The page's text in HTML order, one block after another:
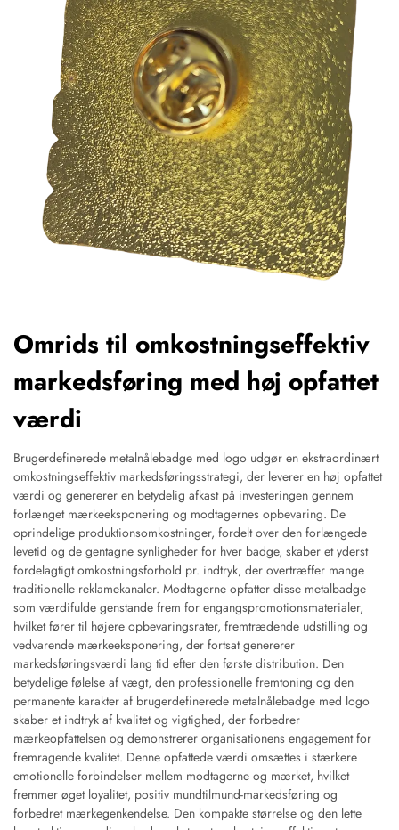
Omrids til omkostningseffektiv
markedsføring med høj opfattet
værdi
Brugerdefinerede metalnålebadge med logo udgør en ekstraordinært
omkostningseffektiv markedsføringsstrategi, der leverer en høj opfattet
værdi og genererer en betydelig afkast på investeringen gennem
forlænget mærkeeksponering og modtagernes opbevaring. De
oprindelige produktionsomkostninger, fordelt over den forlængede
levetid og de gentagne synligheder for hver badge, skaber et yderst
fordelagtigt omkostningsforhold pr. indtryk, der overtræffer mange
traditionelle reklamekanaler. Modtagerne opfatter disse metalbadge
som værdifulde genstande frem for engangspromotionsmaterialer,
hvilket fører til højere opbevaringsrater, fremtrædende udstilling og
vedvarende mærkeeksponering, der fortsat genererer
markedsføringsværdi lang tid efter den første distribution. Den
betydelige følelse af vægt, den professionelle fremtoning og den
permanente karakter af brugerdefinerede metalnålebadge med logo
skaber et indtryk af kvalitet og vigtighed, der forbedrer
mærkeopfattelsen og demonstrerer organisationens engagement for
fremragende kvalitet. Denne opfattede værdi omsættes i stærkere
emotionelle forbindelser mellem modtagerne og mærket, hvilket
fremmer øget loyalitet, positiv mundtilmund-markedsføring og
forbedret mærkegenkendelse. Den kompakte størrelse og den lette